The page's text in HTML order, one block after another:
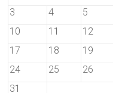
3
4 5
10
11 12
17
18 19
24
25 26
31